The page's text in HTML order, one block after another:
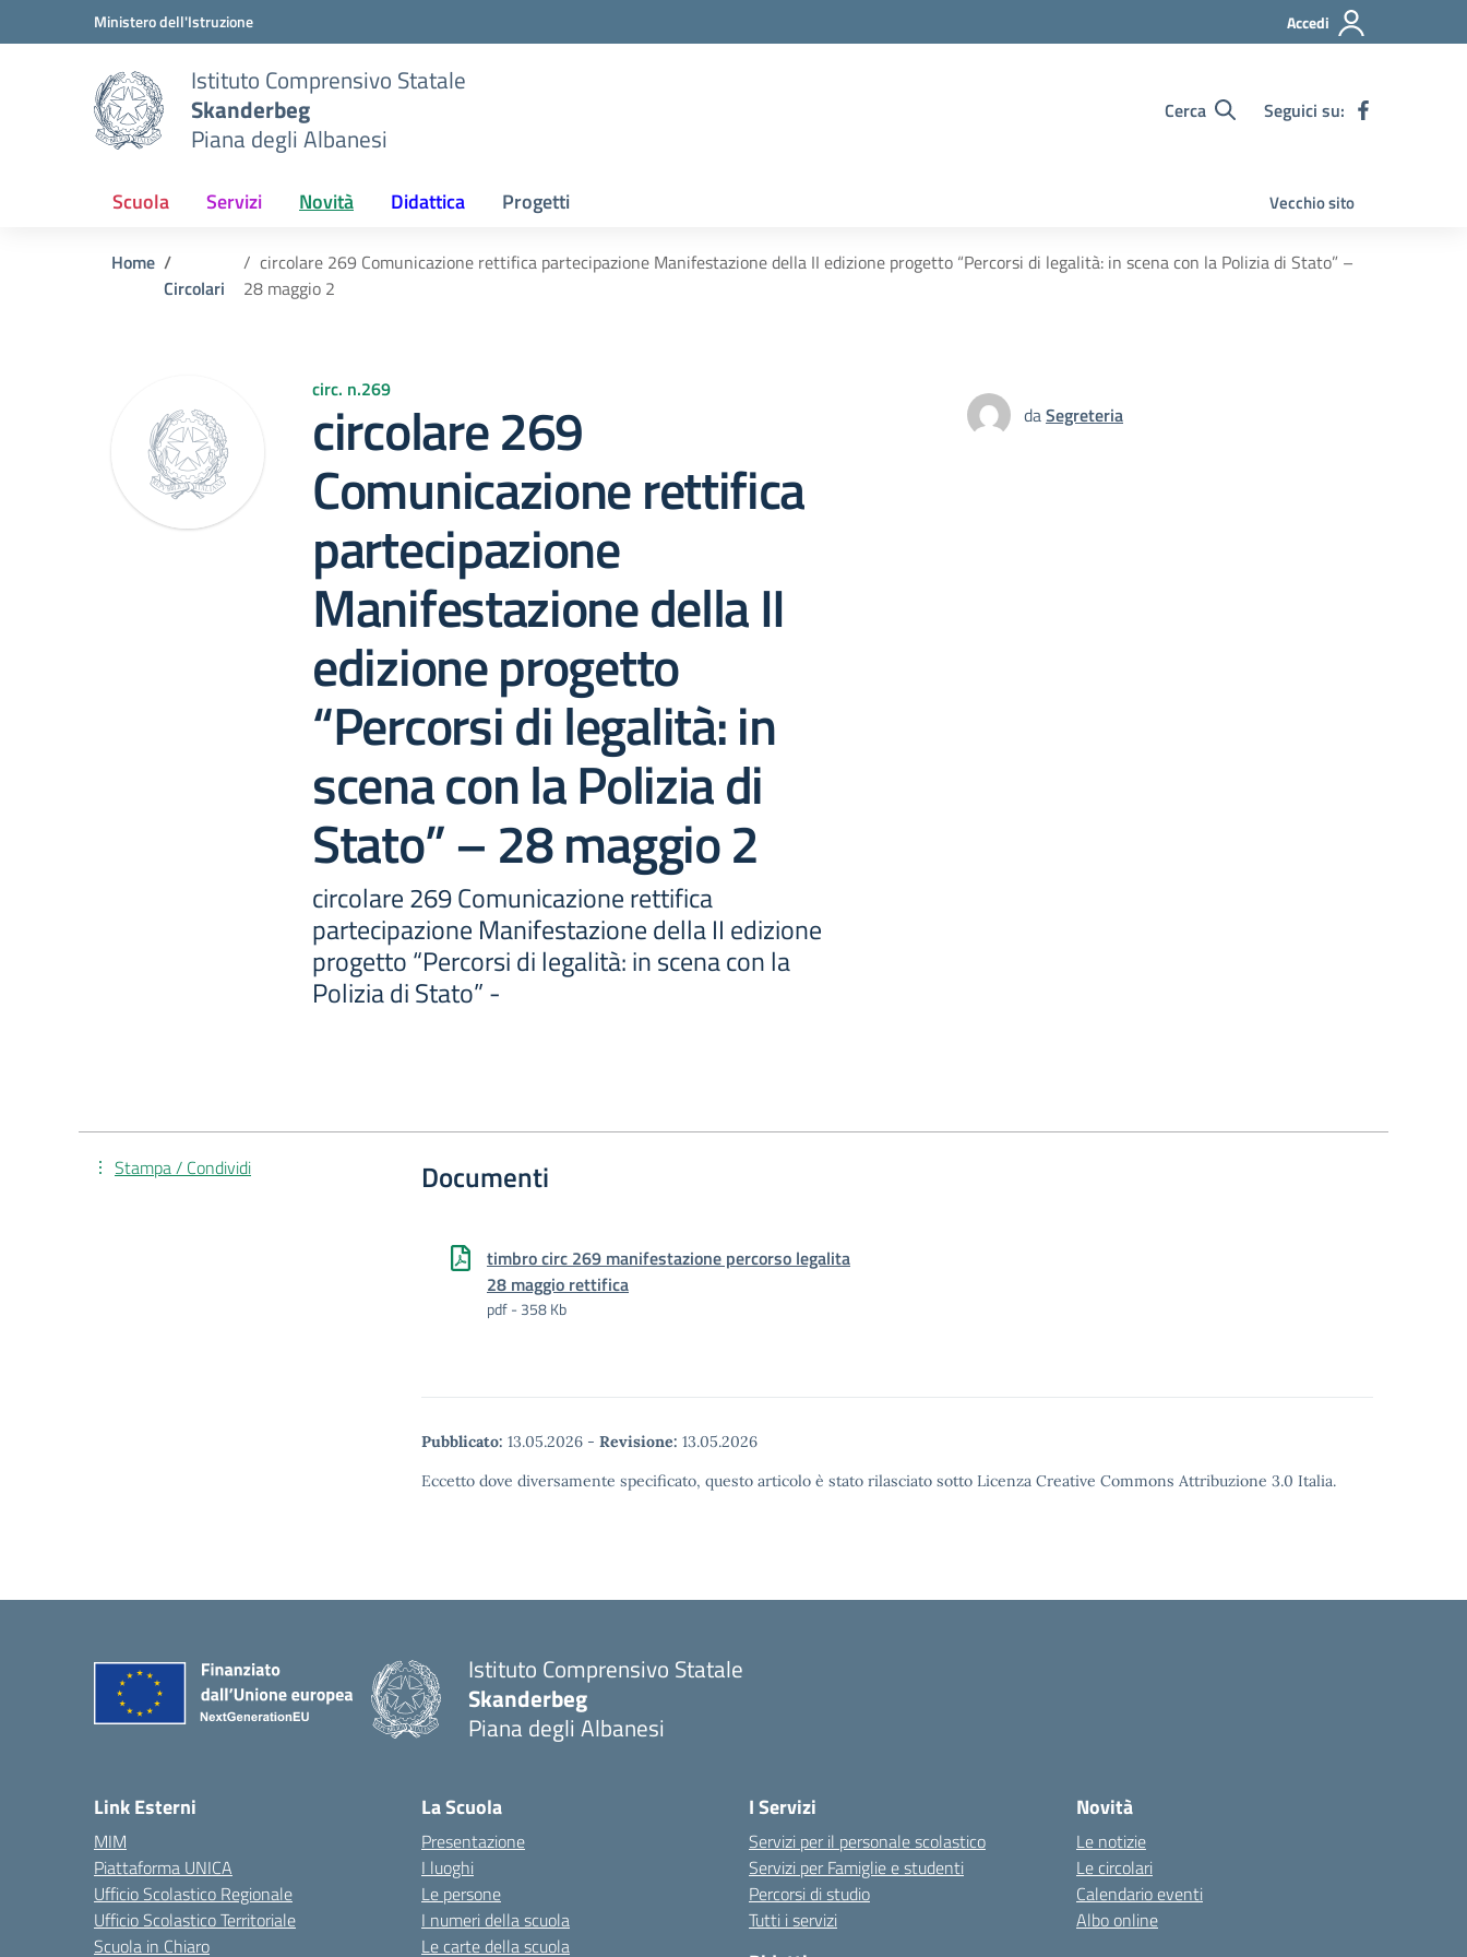
Vai ai contenuti
Vai al menu di navigazione
Ministero dell'Istruzione Accedi
Istituto Comprensivo Statale
Skanderbeg
Piana degli Albanesi
Cerca Seguici su:
Scuola Servizi Novità Didattica Progetti Vecchio sito
Home
Circolari
circolare 269 Comunicazione rettifica partecipazione Manifestazione della II edizione progetto “Percorsi di legalità: in scena con la Polizia di Stato” –
28 maggio 2
circ. n.269
circolare 269
Comunicazione rettifica
partecipazione
Manifestazione della II
edizione progetto
“Percorsi di legalità: in
scena con la Polizia di
Stato” – 28 maggio 2
circolare 269 Comunicazione rettifica
partecipazione Manifestazione della II edizione
progetto “Percorsi di legalità: in scena con la
Polizia di Stato” -
daSegreteria
Documenti
timbro circ 269 manifestazione percorso legalita
28 maggio rettifica
pdf - 358 Kb
Pubblicato: 13.05.2026 - Revisione: 13.05.2026
Eccetto dove diversamente specificato, questo articolo è stato rilasciato sotto Licenza Creative Commons Attribuzione 3.0 Italia.
Stampa / Condividi
Istituto Comprensivo Statale
Skanderbeg
Piana degli Albanesi
Link Esterni
MIM
Piattaforma UNICA
Ufficio Scolastico Regionale
Ufficio Scolastico Territoriale
Scuola in Chiaro
La Scuola
Presentazione
I luoghi
Le persone
I numeri della scuola
Le carte della scuola
I Servizi
Servizi per il personale scolastico
Servizi per Famiglie e studenti
Percorsi di studio
Tutti i servizi
Novità
Le notizie
Le circolari
Calendario eventi
Albo online